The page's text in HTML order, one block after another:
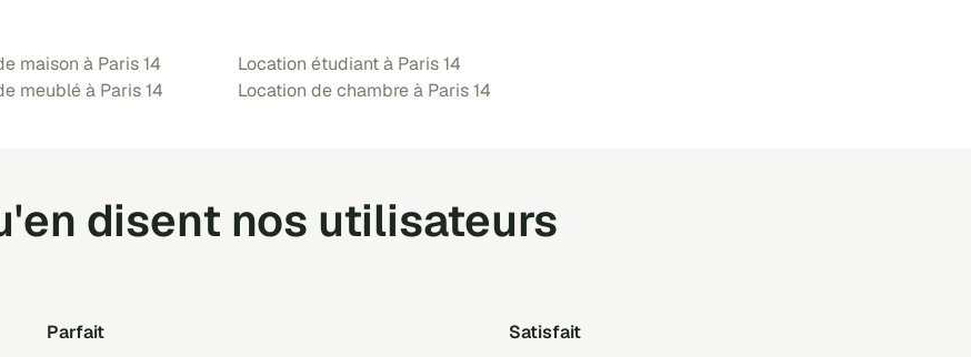
maison à Paris 14
meublé à Paris 14
Location étudiant à Paris 14
Location de chambre à Paris 14
disent nos utilisateurs
Parfait
Satisfait